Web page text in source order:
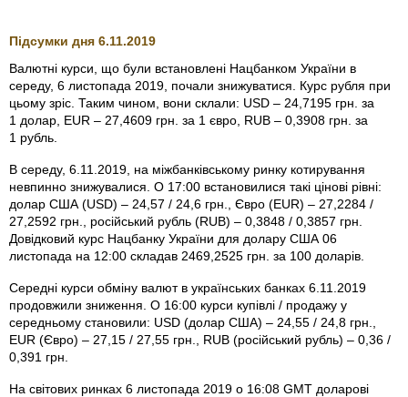
Підсумки дня 6.11.2019
Валютні курси, що були встановлені Нацбанком України в
середу, 6 листопада 2019, почали знижуватися. Курс рубля при
цьому зріс. Таким чином, вони склали: USD – 24,7195 грн. за
1 долар, EUR – 27,4609 грн. за 1 євро, RUB – 0,3908 грн. за
1 рубль.
В середу, 6.11.2019, на міжбанківському ринку котирування
невпинно знижувалися. О 17:00 встановилися такі цінові рівні:
долар США (USD) – 24,57 / 24,6 грн., Євро (EUR) – 27,2284 /
27,2592 грн., російський рубль (RUB) – 0,3848 / 0,3857 грн.
Довідковий курс Нацбанку України для долару США 06
листопада на 12:00 складав 2469,2525 грн. за 100 доларів.
Середні курси обміну валют в українських банках 6.11.2019
продовжили зниження. О 16:00 курси купівлі / продажу у
середньому становили: USD (долар США) – 24,55 / 24,8 грн.,
EUR (Євро) – 27,15 / 27,55 грн., RUB (російський рубль) – 0,36 /
0,391 грн.
На світових ринках 6 листопада 2019 о 16:08 GMT доларові